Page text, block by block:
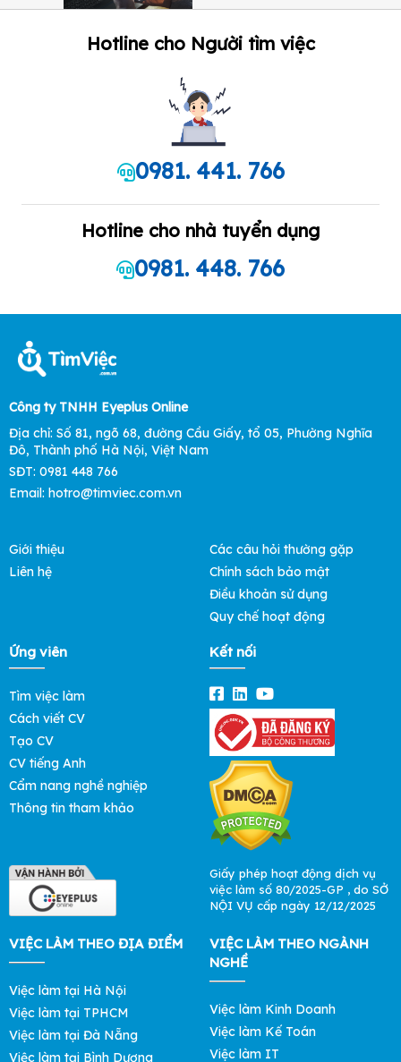
Hotline cho Người tìm việc
0981. 441. 766
Hotline cho nhà tuyển dụng
0981. 448. 766
Công ty TNHH Eyeplus Online
Địa chỉ: Số 81, ngõ 68, đường Cầu Giấy, tổ 05, Phường Nghĩa
Đô, Thành phố Hà Nội, Việt Nam
SĐT: 0981 448 766
Email: hotro@timviec.com.vn
Giới thiệu
Liên hệ
Các câu hỏi thường gặp
Chính sách bảo mật
Điều khoản sử dụng
Quy chế hoạt động
Ứng viên
Tìm việc làm
Cách viết CV
Tạo CV
CV tiếng Anh
Cẩm nang nghề nghiệp
Thông tin tham khảo
Kết nối
Giấy phép hoạt động dịch vụ
việc làm số 80/2025-GP , do SỞ
NỘI VỤ cấp ngày 12/12/2025
VIỆC LÀM THEO ĐỊA ĐIỂM
Việc làm tại Hà Nội
Việc làm tại TPHCM
Việc làm tại Đà Nẵng
Việc làm tại Bình Dương
VIỆC LÀM THEO NGÀNH
NGHỀ
Việc làm Kinh Doanh
Việc làm Kế Toán
Việc làm IT